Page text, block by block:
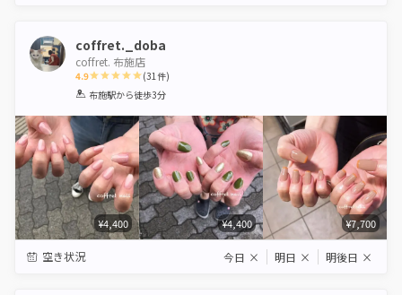
coffret._doba
coffret. 布施店
4.9
1 2 3 4 5
(31件)
布施駅から徒歩3分
¥4,400 ¥4,400 ¥7,700
空き状況 今日 × 明日 × 明後日 ×